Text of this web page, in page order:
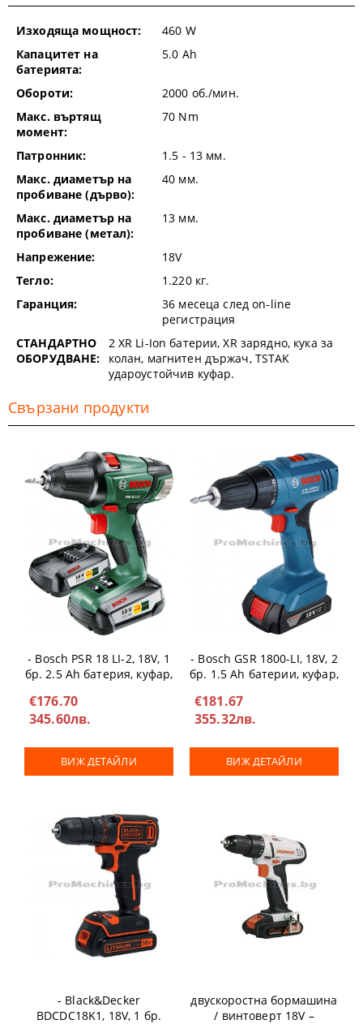
Изходяща мощност: 460 W
Капацитет на
батерията:
5.0 Ah
Обороти: 2000 об./мин.
Макс. въртящ
момент:
70 Nm
Патронник: 1.5 - 13 мм.
Макс. диаметър на
пробиване (дърво):
40 мм.
Макс. диаметър на
пробиване (метал):
13 мм.
Напрежение:
18V
Тегло:
1.220 кг.
Гаранция:
36 месеца след on-line
регистрация
СТАНДАРТНО
ОБОРУДВАНЕ:
2 XR Li-Ion батерии, XR зарядно, кука за
колан, магнитен държач, TSTAK
удароустойчив куфар.
Свързани продукти
- Bosch PSR 18 LI-2, 18V, 1
бр. 2.5 Ah батерия, куфар,
€176.70
345.60лв.
ВИЖ ДЕТАЙЛИ
- Bosch GSR 1800-LI, 18V, 2
бр. 1.5 Ah батерии, куфар,
€181.67
355.32лв.
ВИЖ ДЕТАЙЛИ
- Black&Decker
BDCDC18K1, 18V, 1 бр.
двускоростна бормашина
/ винтоверт 18V –